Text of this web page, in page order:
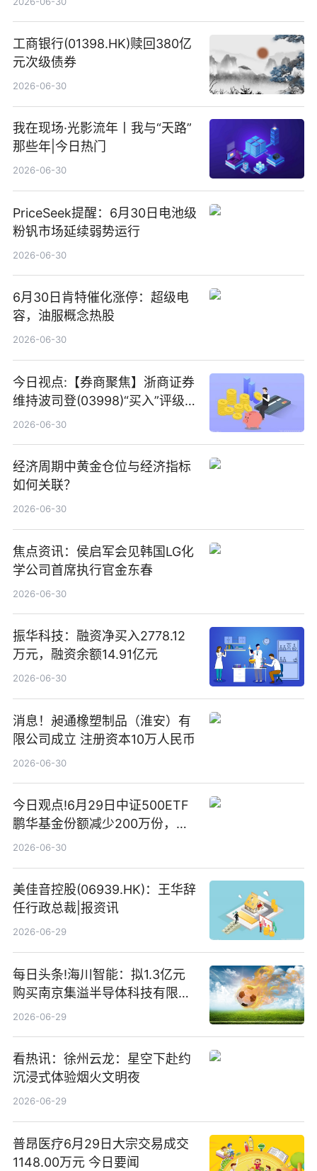
工商银行(01398.HK)赎回380亿
元次级债券
2026-06-30
我在现场·光影流年丨我与“天路”
那些年|今日热门
2026-06-30
PriceSeek提醒：6月30日电池级
粉钒市场延续弱势运行
2026-06-30
6月30日肯特催化涨停：超级电
容，油服概念热股
2026-06-30
今日视点:【券商聚焦】浙商证券
维持波司登(03998)“买入”评级
指其业绩高质量稳增长
2026-06-30
经济周期中黄金仓位与经济指标
如何关联？
2026-06-30
焦点资讯：侯启军会见韩国LG化
学公司首席执行官金东春
2026-06-30
振华科技：融资净买入2778.12
万元，融资余额14.91亿元
2026-06-30
消息！昶通橡塑制品（淮安）有
限公司成立 注册资本10万人民币
2026-06-30
今日观点!6月29日中证500ETF
鹏华基金份额减少200万份，重
仓股亨通光电、赤峰黄金、佰维
2026-06-30
美佳音控股(06939.HK)：王华辞
任行政总裁|报资讯
2026-06-29
每日头条!海川智能：拟1.3亿元
购买南京集溢半导体科技有限公
司15.3%股权
2026-06-29
看热讯：徐州云龙：星空下赴约
沉浸式体验烟火文明夜
2026-06-29
普昂医疗6月29日大宗交易成交
1148.00万元 今日要闻